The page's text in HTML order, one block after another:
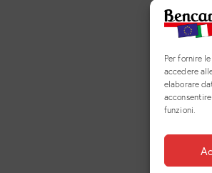
Per fornire
accedere
elaborare
funzioni.